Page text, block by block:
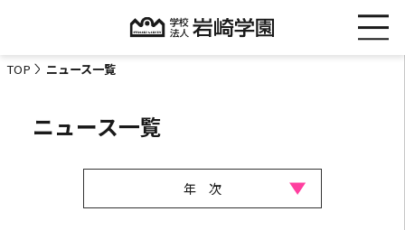
TOP ニュース一覧
ニュース一覧